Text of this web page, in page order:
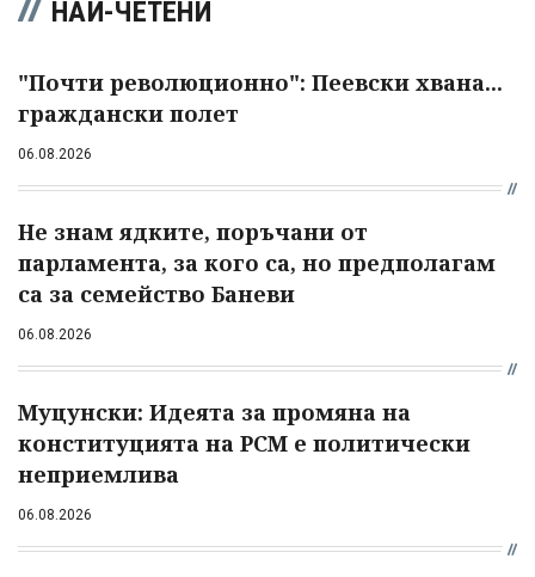
НАЙ-ЧЕТЕНИ
"Почти революционно": Пеевски хвана...
граждански полет
06.08.2026
Не знам ядките, поръчани от
парламента, за кого са, но предполагам
са за семейство Баневи
06.08.2026
Муцунски: Идеята за промяна на
конституцията на РСМ е политически
неприемлива
06.08.2026